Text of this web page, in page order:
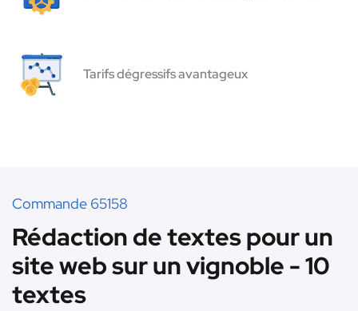
Tarifs dégressifs avantageux
Commande 65158
Rédaction de textes pour un
site web sur un vignoble - 10
textes